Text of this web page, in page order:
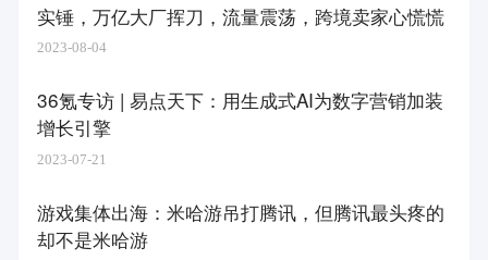
实锤，万亿大厂挥刀，流量震荡，跨境卖家心慌慌
2023-08-04
36氪专访 | 易点天下：用生成式AI为数字营销加装
增长引擎
2023-07-21
游戏集体出海：米哈游吊打腾讯，但腾讯最头疼的
却不是米哈游